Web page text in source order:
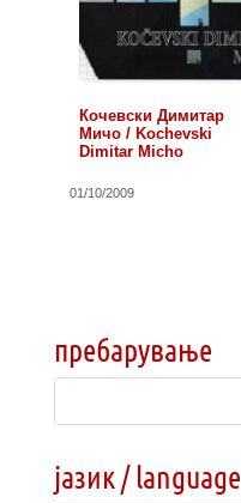
Кочевски Димитар
Мичо / Kochevski
Dimitar Micho
01/10/2009
пребарување
јазик / language